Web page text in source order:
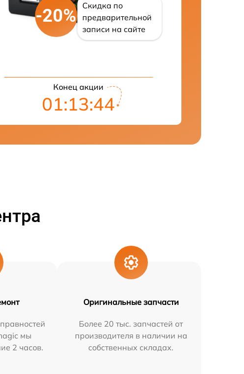
-20%
Скидка по
предварительной
записи на сайте
Конец акции
01:13:43
мы
2 часов.
Оригинальные запчасти
Более 20 тыс. запчастей от
производителя в наличии на
собственных складах.